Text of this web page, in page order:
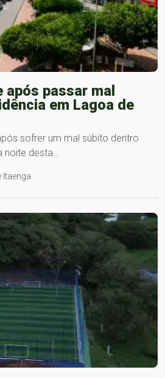
após passar mal
em Lagoa de
sofrer um mal súbito dentro
noite desta…
Itaenga